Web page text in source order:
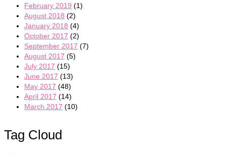
February 2019 (1)
August 2018 (2)
January 2018 (4)
October 2017 (2)
September 2017 (7)
August 2017 (5)
July 2017 (15)
June 2017 (13)
May 2017 (48)
April 2017 (14)
March 2017 (10)
Tag Cloud